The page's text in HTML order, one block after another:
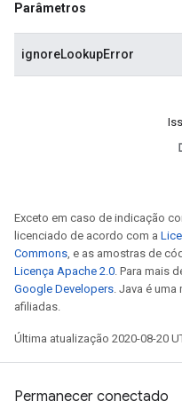
Parâmetros
ignoreLookupError
Exceto em caso de indicação
licenciado de acordo com a
Commons, e as amostras de
Licença Apache 2.0. Para mais
Google Developers. Java é
afiliadas.
Última atualização 2020-08-20
Permanecer conectado